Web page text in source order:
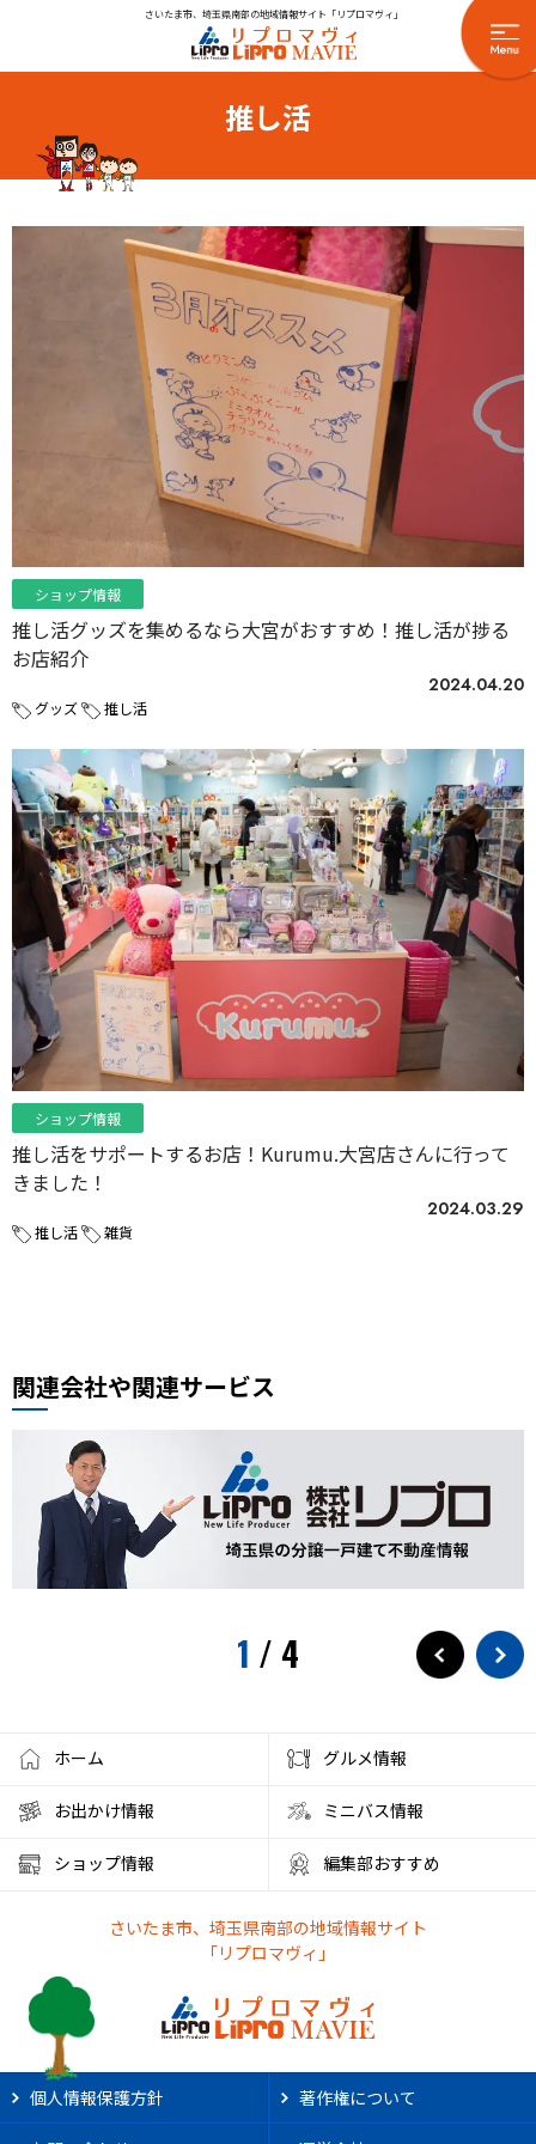
さいたま市、埼玉県南部の地域情報サイト「リプロマヴィ」
推し活
ショップ情報
推し活グッズを集めるなら大宮がおすすめ！推し活が捗る
お店紹介
2024.04.20
グッズ 推し活
ショップ情報
推し活をサポートするお店！Kurumu.大宮店さんに行って
きました！
2024.03.29
推し活 雑貨
関連会社や関連サービス
1 / 4
ホーム グルメ情報
お出かけ情報 ミニバス情報
ショップ情報 編集部おすすめ
さいたま市、埼玉県南部の地域情報サイト
「リプロマヴィ」
個人情報保護方針 著作権について